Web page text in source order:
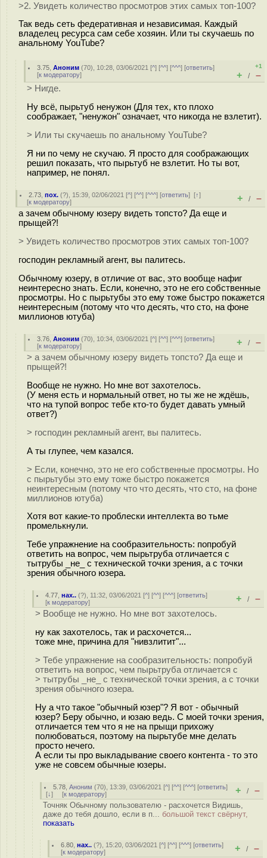
>2. Увидеть количество просмотров этих самых топ-100?
Так ведь сеть федеративная и независимая. Каждый
владелец ресурса сам себе хозяин. Или ты скучаешь по
анальному YouTube?
3.75 ,Аноним (70), 10:28, 03/06/2021 [^] [^^] [^^^] [ответить]
[к модератору]
+1
+ / –
> Нигде.
Ну всё, пырьтуб ненужон (Для тех, кто плохо
соображает, "ненужон" означает, что никогда не взлетит).
> Или ты скучаешь по анальному YouTube?
Я ни по чему не скучаю. Я просто для соображающих
решил показать, что пырьтуб не взлетит. Но ты вот,
например, не понял.
2.73 ,пох. (?), 15:39, 02/06/2021 [^] [^^] [^^^] [ответить][↑]
[к модератору] + / –
а зачем обычному юзеру видеть топсто? Да еще и
прыщей?!
> Увидеть количество просмотров этих самых топ-100?
господин рекламный агент, вы палитесь.
Обычному юзеру, в отличие от вас, это вообще нафиг
неинтересно знать. Если, конечно, это не его собственные
просмотры. Но с пырьтубы это ему тоже быстро покажется
неинтересным (потому что что десять, что сто, на фоне
миллионов ютуба)
3.76 ,Аноним (70), 10:34, 03/06/2021 [^] [^^] [^^^] [ответить]
[к модератору] + / –
> а зачем обычному юзеру видеть топсто? Да еще и
прыщей?!
Вообще не нужно. Но мне вот захотелось.
(У меня есть и нормальный ответ, но ты же не ждёшь,
что на тупой вопрос тебе кто-то будет давать умный
ответ?)
> господин рекламный агент, вы палитесь.
А ты глупее, чем казался.
> Если, конечно, это не его собственные просмотры. Но
с пырьтубы это ему тоже быстро покажется
неинтересным (потому что что десять, что сто, на фоне
миллионов ютуба)
Хотя вот какие-то проблески интеллекта во тьме
промелькнули.
Тебе упражнение на сообразительность: попробуй
ответить на вопрос, чем пырьтруба отличается с
тытрубы _не_ с технической точки зрения, а с точки
зрения обычного юзера.
4.77 ,нах.. (?), 11:32, 03/06/2021 [^] [^^] [^^^] [ответить]
[к модератору] + / –
> Вообще не нужно. Но мне вот захотелось.
ну как захотелось, так и расхочется...
тоже мне, причина для "нивзлитит"...
> Тебе упражнение на сообразительность: попробуй
ответить на вопрос, чем пырьтруба отличается с
> тытрубы _не_ с технической точки зрения, а с точки
зрения обычного юзера.
Ну а что такое "обычный юзер"? Я вот - обычный
юзер? Беру обычно, и юзаю ведь. С моей точки зрения,
отличается тем что я не на прыщи прихожу
полюбоваться, поэтому на пырьтубе мне делать
просто нечего.
А если ты про выкладывание своего контента - то это
уже не совсем обычные юзеры.
5.78 ,Аноним (70), 13:39, 03/06/2021 [^] [^^] [^^^] [ответить]
[↓] [к модератору] + / –
Точняк Обычному пользователю - расхочется Видишь,
даже до тебя дошло, если в п... большой текст свёрнут,
показать
6.80 ,нах.. (?), 15:20, 03/06/2021 [^] [^^] [^^^] [ответить]
[к модератору] + / –